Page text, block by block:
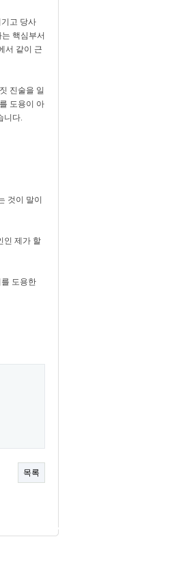
고 당사
핵심부서
서 같이 근
진술을 일
도용이 아
니다.
것이 말이
인 제가 할
도용한
목록